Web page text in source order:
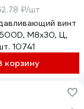
₽/шт
винт
М8x30, Ц,
10741
корзину